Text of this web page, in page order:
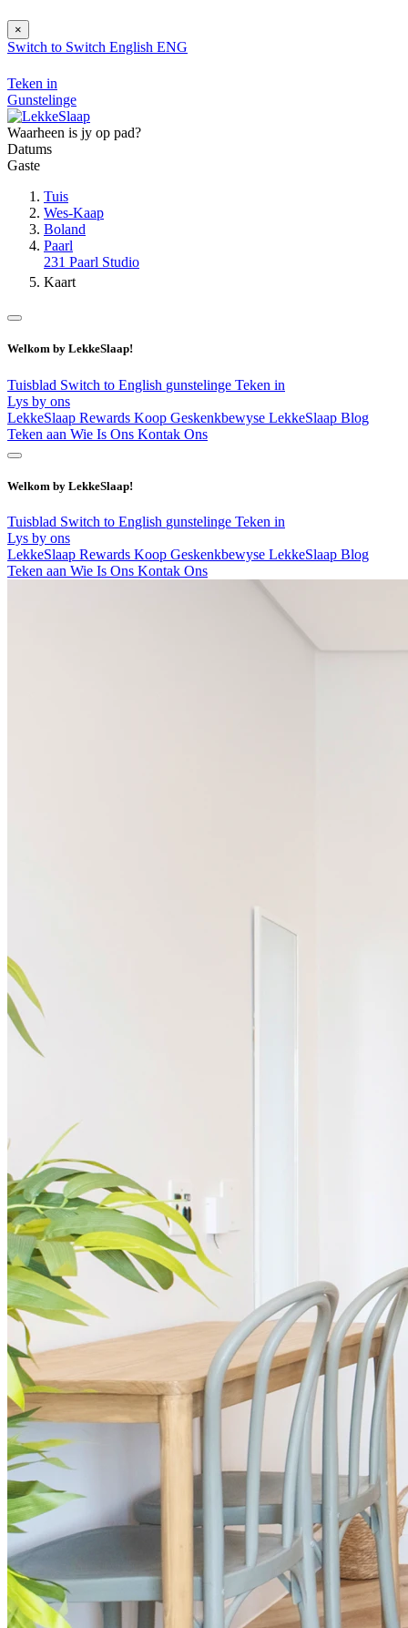
×
Switch to Switch English ENG
Teken in
Gunstelinge
Waarheen is jy op pad?
Datums
Gaste
Tuis
Wes-Kaap
Boland
Paarl
231 Paarl Studio
Kaart
Welkom by LekkeSlaap!
Tuisblad Switch to English gunstelinge Teken in
Lys by ons
LekkeSlaap Rewards Koop Geskenkbewyse LekkeSlaap Blog
Teken aan Wie Is Ons Kontak Ons
Welkom by LekkeSlaap!
Tuisblad Switch to English gunstelinge Teken in
Lys by ons
LekkeSlaap Rewards Koop Geskenkbewyse LekkeSlaap Blog
Teken aan Wie Is Ons Kontak Ons